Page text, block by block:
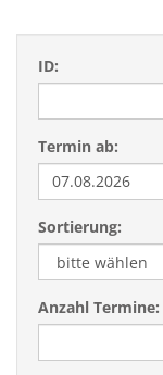
ID:
Termin ab:
Sortierung:
Anzahl Termine: